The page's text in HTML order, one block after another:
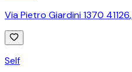
Via Pietro Giardini 1370 41126,
Self